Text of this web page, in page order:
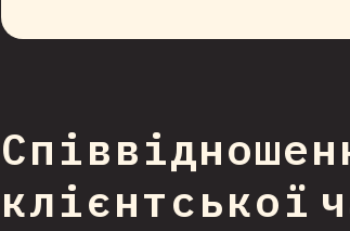
Посилання на
клієнтської